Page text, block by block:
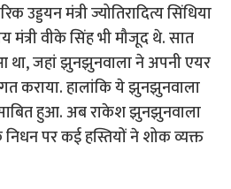
उड्डयन मंत्री ज्योतिरादित्य सिंधिया
मंत्री वीके सिंह भी मौजूद थे. सात
था, जहां झुनझुनवाला ने अपनी एयर
कराया. हालांकि ये झुनझुनवाला
हुआ. अब राकेश झुनझुनवाला
पर कई हस्तियों ने शोक व्यक्त